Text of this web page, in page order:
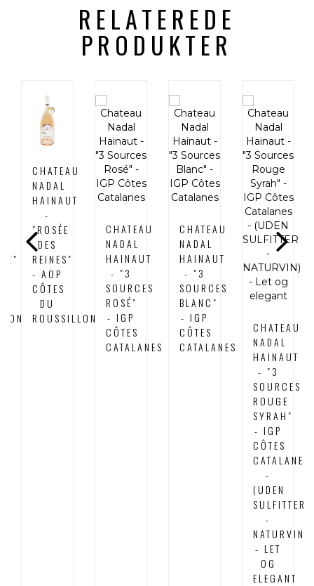
RELATEREDE
PRODUKTER
CHATEAU
NADAL
HAINAUT
-
"ROSÉE
DES
REINES"
- AOP
CÔTES
DU
ROUSSILLON
CHATEAU
NADAL
HAINAUT
- "3
SOURCES
ROSÉ"
- IGP
CÔTES
CATALANES
CHATEAU
NADAL
HAINAUT
- "3
SOURCES
BLANC"
- IGP
CÔTES
CATALANES
CHATEAU
NADAL
HAINAUT
- "3
SOURCES
ROUGE
SYRAH"
- IGP
CÔTES
CATALANES
-
(UDEN
SULFITTER
-
NATURVIN)
- LET
OG
ELEGANT